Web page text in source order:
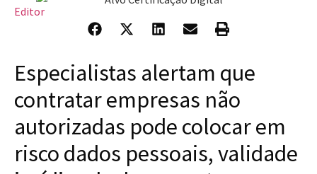
Especialistas alertam que
contratar empresas não
autorizadas pode colocar em
risco dados pessoais, validade